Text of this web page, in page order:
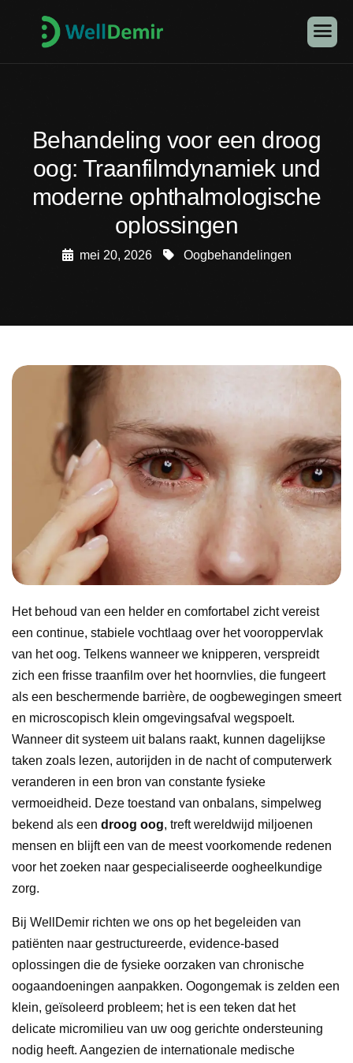
Behandeling voor een droog
oog: Traanfilmdynamiek und
moderne ophthalmologische
oplossingen
mei 20, 2026 Oogbehandelingen
Het behoud van een helder en comfortabel zicht vereist
een continue, stabiele vochtlaag over het vooroppervlak
van het oog. Telkens wanneer we knipperen, verspreidt
zich een frisse traanfilm over het hoornvlies, die fungeert
als een beschermende barrière, de oogbewegingen smeert
en microscopisch klein omgevingsafval wegspoelt.
Wanneer dit systeem uit balans raakt, kunnen dagelijkse
taken zoals lezen, autorijden in de nacht of computerwerk
veranderen in een bron van constante fysieke
vermoeidheid. Deze toestand van onbalans, simpelweg
bekend als een droog oog, treft wereldwijd miljoenen
mensen en blijft een van de meest voorkomende redenen
voor het zoeken naar gespecialiseerde oogheelkundige
zorg.
Bij WellDemir richten we ons op het begeleiden van
patiënten naar gestructureerde, evidence-based
oplossingen die de fysieke oorzaken van chronische
oogaandoeningen aanpakken. Oogongemak is zelden een
klein, geïsoleerd probleem; het is een teken dat het
delicate micromilieu van uw oog gerichte ondersteuning
nodig heeft. Aangezien de internationale medische